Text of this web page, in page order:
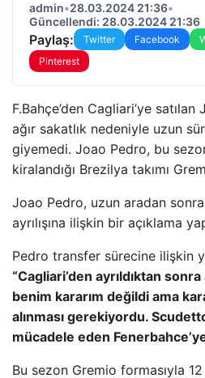
admin•28.03.2024 21:36•
Güncellendi: 28.03.2024 21:36
Paylaş: Twitter Facebook
Pinterest
F.Bahçe’den Cagliari’ye satılan
ağır sakatlık nedeniyle uzun
giyemedi. Joao Pedro, bu
kiralandığı Brezilya takımı
Joao Pedro, uzun aradan
ayrılışına ilişkin bir açıklama
Pedro transfer sürecine ilişkin
“Cagliari’den ayrıldıktan
benim kararım değildi ama
alınması gerekiyordu.
mücadele eden
Bu sezon Gremio formasıyla